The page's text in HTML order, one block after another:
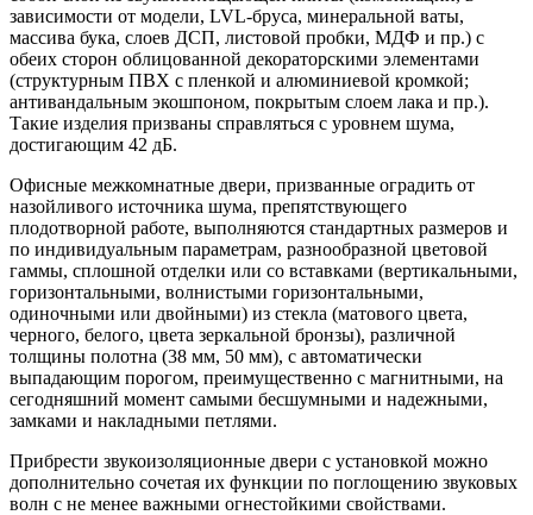
зависимости от модели, LVL-бруса, минеральной ваты,
массива бука, слоев ДСП, листовой пробки, МДФ и пр.) с
обеих сторон облицованной декораторскими элементами
(структурным ПВХ с пленкой и алюминиевой кромкой;
антивандальным экошпоном, покрытым слоем лака и пр.).
Такие изделия призваны справляться с уровнем шума,
достигающим 42 дБ.
Офисные межкомнатные двери, призванные оградить от
назойливого источника шума, препятствующего
плодотворной работе, выполняются стандартных размеров и
по индивидуальным параметрам, разнообразной цветовой
гаммы, сплошной отделки или со вставками (вертикальными,
горизонтальными, волнистыми горизонтальными,
одиночными или двойными) из стекла (матового цвета,
черного, белого, цвета зеркальной бронзы), различной
толщины полотна (38 мм, 50 мм), с автоматически
выпадающим порогом, преимущественно с магнитными, на
сегодняшний момент самыми бесшумными и надежными,
замками и накладными петлями.
Прибрести звукоизоляционные двери с установкой можно
дополнительно сочетая их функции по поглощению звуковых
волн с не менее важными огнестойкими свойствами.